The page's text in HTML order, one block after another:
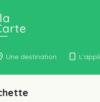
Une destination L'appli